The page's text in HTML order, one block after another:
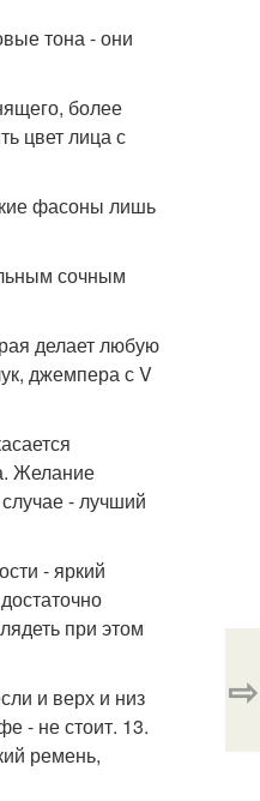
тона - они
более
цвет лица с
фасоны лишь
сочным
делает любую
джемпера с V
Желание
- лучший
- яркий
при этом
и верх и низ
- не стоит. 13.
ремень,
⇨